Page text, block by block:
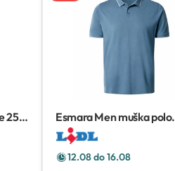
250
Esmara Men muška polo
majica
12.08 do 16.08